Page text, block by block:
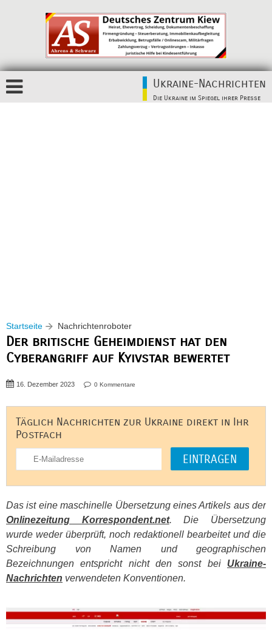
Ukraine-Nachrichten
Die Ukraine im Spiegel ihrer Presse
Startseite Nachrichtenroboter
Der britische Geheimdienst hat den
Cyberangriff auf Kyivstar bewertet
16. Dezember 2023 0 Kommentare
Täglich Nachrichten zur Ukraine direkt in Ihr
Postfach
Das ist eine maschinelle Übersetzung eines Artikels aus der
Onlinezeitung Korrespondent.net. Die Übersetzung
wurde weder überprüft, noch redaktionell bearbeitet und die
Schreibung von Namen und geographischen
Bezeichnungen entspricht nicht den sonst bei Ukraine-
Nachrichten verwendeten Konventionen.